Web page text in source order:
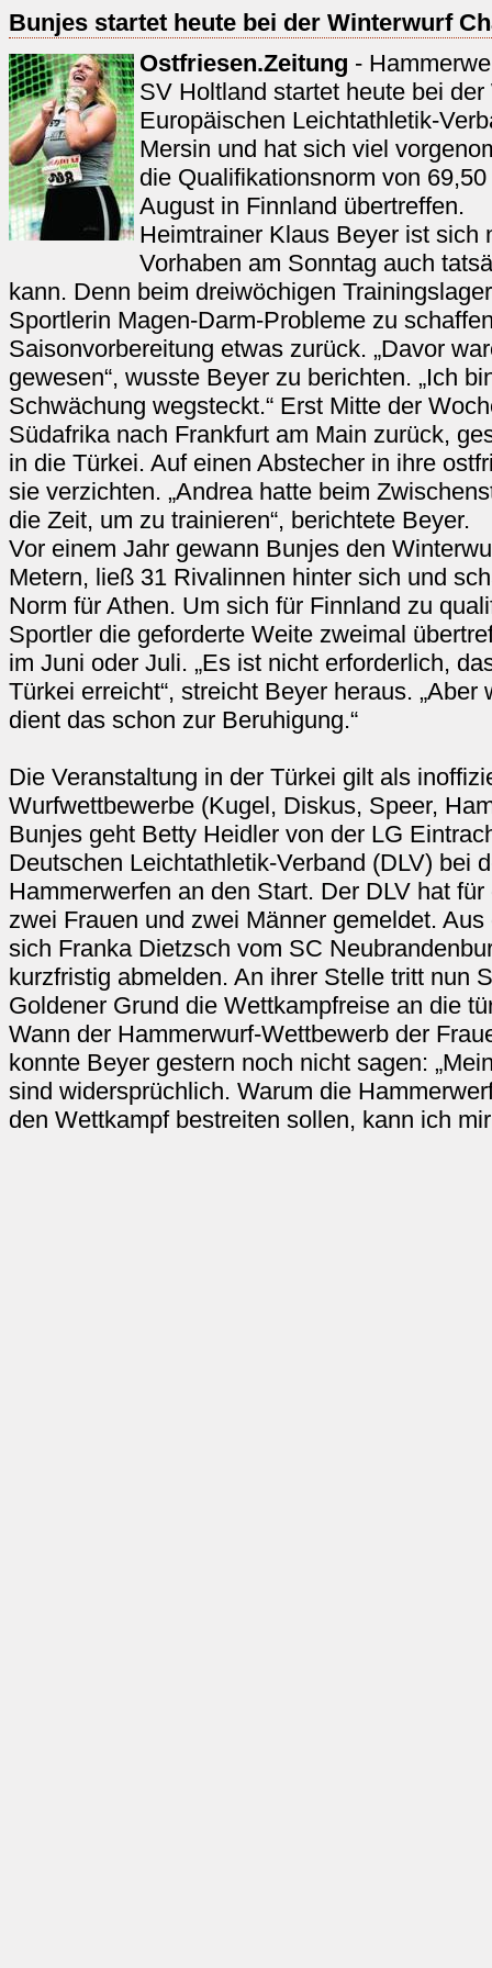
Bunjes startet heute bei der Winterwurf
Ostfriesen.Zeitung -
SV Holtland startet heute bei
Europäischen Leichtathletik-
Mersin und hat sich viel
die Qualifikationsnorm von
August in Finnland übertreffen.
Heimtrainer Klaus Beyer ist sich
Vorhaben am Sonntag auch
kann. Denn beim dreiwöchigen
Sportlerin Magen-Darm-Probleme zu
Saisonvorbereitung etwas zurück. „Davor
gewesen“, wusste Beyer zu berichten. „Ich
Schwächung wegsteckt.“ Erst Mitte der
Südafrika nach Frankfurt am Main zurück,
in die Türkei. Auf einen Abstecher in ihre
sie verzichten. „Andrea hatte beim
die Zeit, um zu trainieren“, berichtete Beyer.
Vor einem Jahr gewann Bunjes den
Metern, ließ 31 Rivalinnen hinter sich und
Norm für Athen. Um sich für Finnland zu
Sportler die geforderte Weite zweimal
im Juni oder Juli. „Es ist nicht erforderlich,
Türkei erreicht“, streicht Beyer heraus.
dient das schon zur Beruhigung.“
Die Veranstaltung in der Türkei gilt als
Wurfwettbewerbe (Kugel, Diskus, Speer,
Bunjes geht Betty Heidler von der LG
Deutschen Leichtathletik-Verband (DLV) bei
Hammerwerfen an den Start. Der DLV hat
zwei Frauen und zwei Männer gemeldet.
sich Franka Dietzsch vom SC
kurzfristig abmelden. An ihrer Stelle tritt nun
Goldener Grund die Wettkampfreise an die
Wann der Hammerwurf-Wettbewerb der
konnte Beyer gestern noch nicht sagen:
sind widersprüchlich. Warum die
den Wettkampf bestreiten sollen, kann ich